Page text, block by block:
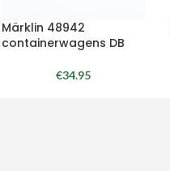
Märklin 48942
containerwagens DB
€34.95